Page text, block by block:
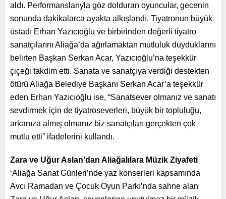
aldı. Performanslarıyla göz dolduran oyuncular, gecenin
sonunda dakikalarca ayakta alkışlandı. Tiyatronun büyük
üstadı Erhan Yazıcıoğlu ve birbirinden değerli tiyatro
sanatçılarını Aliağa’da ağırlamaktan mutluluk duyduklarını
belirten Başkan Serkan Acar, Yazıcıoğlu’na teşekkür
çiçeği takdim etti. Sanata ve sanatçıya verdiği destekten
ötürü Aliağa Belediye Başkanı Serkan Acar’a teşekkür
eden Erhan Yazıcıoğlu ise, “Sanatsever olmanız ve sanatı
sevdirmek için de tiyatroseverleri, büyük bir topluluğu,
arkanıza almış olmanız biz sanatçıları gerçekten çok
mutlu etti” ifadelerini kullandı.
Zara ve Uğur Aslan’dan Aliağalılara Müzik Ziyafeti
‘Aliağa Sanat Günleri’nde yaz konserleri kapsamında
Avcı Ramadan ve Çocuk Oyun Parkı’nda sahne alan